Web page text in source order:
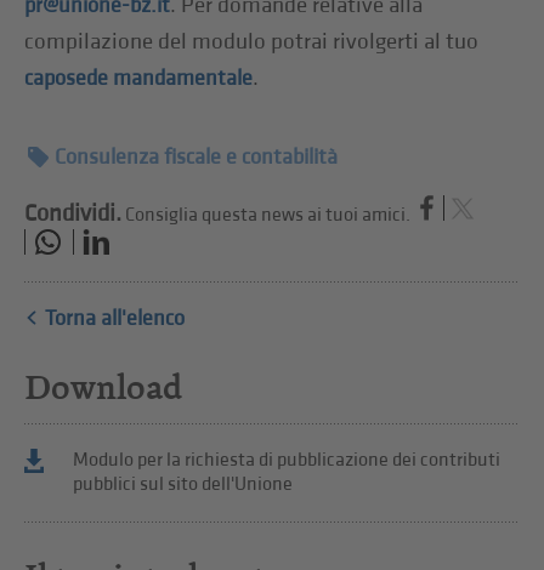
pr@unione-bz.it
compilazione del modulo potrai rivolgerti al tuo
caposede mandamentale.
Consulenza fiscale e contabilità
Condividi. Consiglia questa news ai tuoi amici.
Torna all'elenco
Download
Modulo per la richiesta di pubblicazione dei contributi
pubblici sul sito dell'Unione